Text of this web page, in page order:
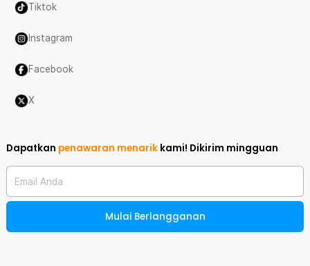
Tiktok
Instagram
Facebook
X
Dapatkan penawaran menarik kami! Dikirim mingguan
Email Anda
Mulai Berlangganan